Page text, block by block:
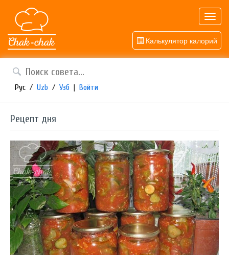
Калькулятор калорий
Рус / Uzb / Узб | Войти
Рецепт дня